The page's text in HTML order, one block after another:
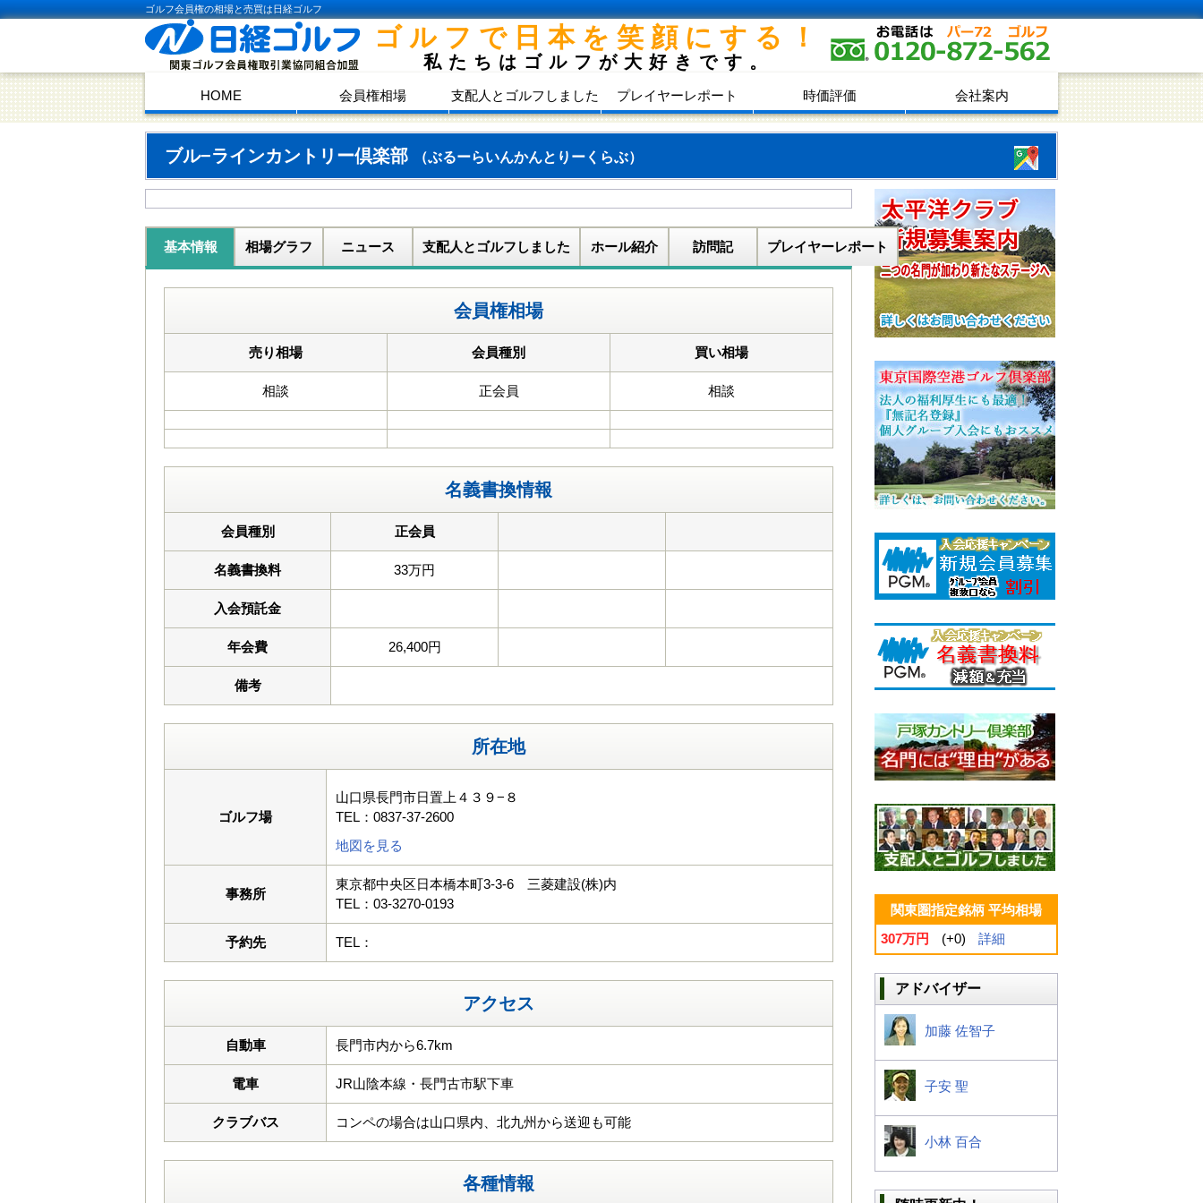
ゴルフ会員権の相場と売買は日経ゴルフ
ゴルフで日本を笑顔にする！
私たちはゴルフが大好きです。
HOME 会員権相場 支配人とゴルフしました プレイヤーレポート 時価評価 会社案内
ブル−ラインカントリー倶楽部 （ぶるーらいんかんとりーくらぶ）
基本情報 相場グラフ ニュース 支配人とゴルフしました ホール紹介 訪問記 プレイヤーレポート
会員権相場
売り相場 会員種別 買い相場
相談 正会員 相談
名義書換情報
会員種別 正会員
名義書換料 33万円
入会預託金
年会費 26,400円
備考
所在地
ゴルフ場
山口県長門市日置上４３９−８
TEL：0837-37-2600
地図を見る
事務所
東京都中央区日本橋本町3-3-6 三菱建設(株)内
TEL：03-3270-0193
予約先 TEL：
アクセス
自動車 長門市内から6.7km
電車 JR山陰本線・長門古市駅下車
クラブバス コンペの場合は山口県内、北九州から送迎も可能
各種情報
関東圏指定銘柄 平均相場
307万円
(+0) 詳細
アドバイザー
加藤 佐智子
子安 聖
小林 百合